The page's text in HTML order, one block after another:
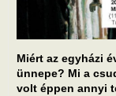
Miért az egyházi
ünnepe? Mi a
volt éppen annyi